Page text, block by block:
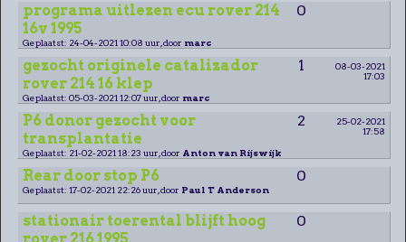
programa uitlezen ecu rover 214
16v 1995
0
Geplaatst: 24-04-2021 10:08 uur, door marc
gezocht originele catalizador
rover 214 16 klep
1
08-03-2021
17:03
Geplaatst: 05-03-2021 12:07 uur, door marc
P6 donor gezocht voor
transplantatie
2
25-02-2021
17:58
Geplaatst: 21-02-2021 18:23 uur, door Anton van Rijswijk
Rear door stop P6 0
Geplaatst: 17-02-2021 22:26 uur, door Paul T Anderson
stationair toerental blijft hoog
rover 216 1995
0